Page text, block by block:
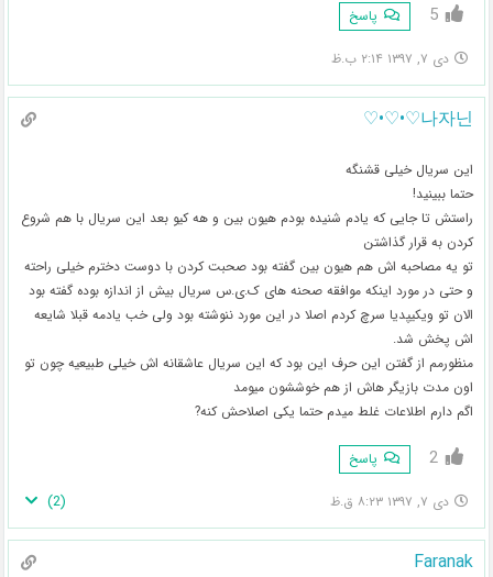
5 پاسخ
دی ۷, ۱۳۹۷ ۲:۱۴ ب.ظ
나자닌♡•♡•♡
این سریال خیلی قشنگه
حتما ببینید!
راستش تا جایی که یادم شنیده بودم هیون بین و هه کیو بعد این سریال با هم شروع
کردن به قرار گذاشتن
تو یه مصاحبه اش هم هیون بین گفته بود صحبت کردن با دوست دخترم خیلی راحته
و حتی در مورد اینکه موافقه صحنه های ک.ی.س سریال بیش از اندازه بوده گفته بود
الان تو ویکیپدیا سرچ کردم اصلا در این مورد ننوشته بود ولی خب یادمه قبلا شایعه
اش پخش شد.
منظورمم از گفتن این حرف این بود که این سریال عاشقانه اش خیلی طبیعیه چون تو
اون مدت بازیگر هاش از هم خوششون میومد
اگم دارم اطلاعات غلط میدم حتما یکی اصلاحش کنه?
2 پاسخ
دی ۷, ۱۳۹۷ ۸:۲۳ ق.ظ (
2
)
Faranak